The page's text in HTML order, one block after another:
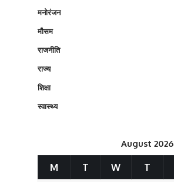
मनोरंजन
मौसम
राजनीति
राज्य
शिक्षा
स्वास्थ्य
August 2026
M T W T